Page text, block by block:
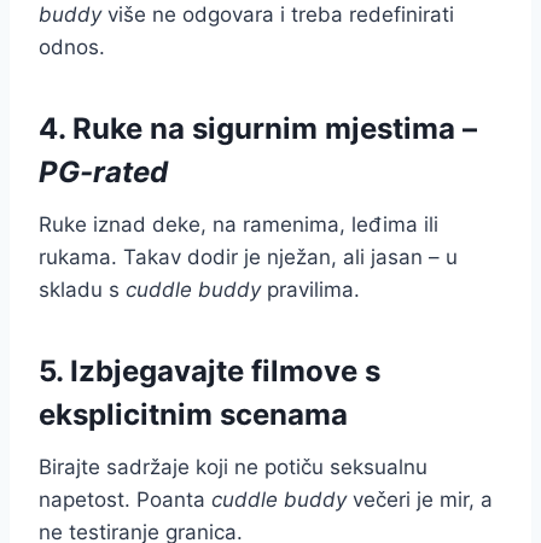
buddyviše ne odgovara i treba redefinirati
odnos.
4. Ruke na sigurnim mjestima –
PG-rated
Ruke iznad deke, na ramenima, leđima ili
rukama. Takav dodir je nježan, ali jasan – u
skladu s cuddle buddypravilima.
5. Izbjegavajte filmove s
eksplicitnim scenama
Birajte sadržaje koji ne potiču seksualnu
napetost. Poanta cuddle buddyvečeri je mir, a
ne testiranje granica.